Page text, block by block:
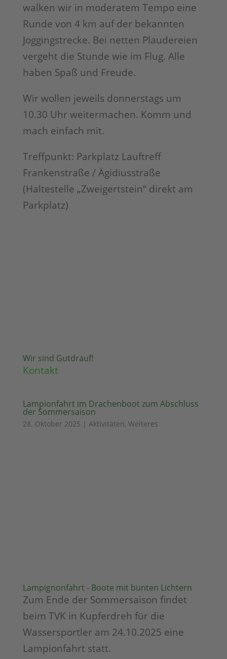
walken wir in moderatem Tempo eine
Runde von 4 km auf der bekannten
Joggingstrecke. Bei netten Plaudereien
vergeht die Stunde wie im Flug. Alle
haben Spaß und Freude.
Wir wollen jeweils donnerstags um
10.30 Uhr weitermachen. Komm und
mach einfach mit.
Treffpunkt: Parkplatz Lauftreff
Frankenstraße / Ägidiusstraße
(Haltestelle „Zweigertstein“ direkt am
Parkplatz)
Wir sind Gutdrauf!
Kontakt
Lampionfahrt im Drachenboot zum Abschluss
der Sommersaison
28. Oktober 2025 | Aktivitäten, Weiteres
Lampignonfahrt - Boote mit bunten Lichtern
Zum Ende der Sommersaison findet
beim TVK in Kupferdreh für die
Wassersportler am 24.10.2025 eine
Lampionfahrt statt.